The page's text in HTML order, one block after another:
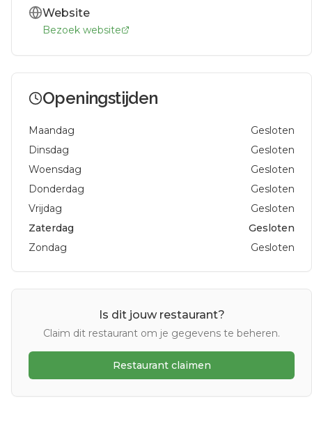
Website
Bezoek website
Openingstijden
Maandag
Gesloten
Dinsdag
Gesloten
Woensdag
Gesloten
Donderdag
Gesloten
Vrijdag
Gesloten
Zaterdag
Gesloten
Zondag
Gesloten
Is dit jouw restaurant?
Claim dit restaurant om je gegevens te beheren.
Restaurant claimen